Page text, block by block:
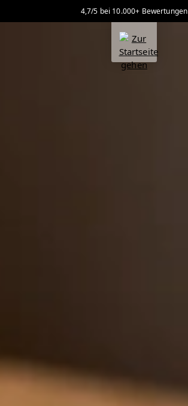
4,7/5 bei 10.000+ Bewertungen